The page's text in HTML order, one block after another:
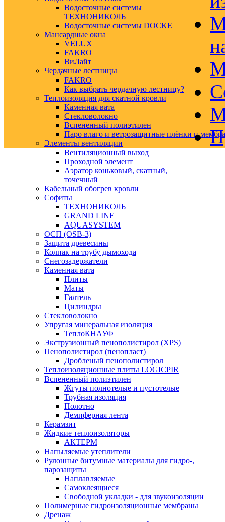
Водосточные системы
ТЕХНОНИКОЛЬ
Водосточные системы DOCKE
Мансардные окна
VELUX
FAKRO
ВиЛайт
Чердачные лестницы
FAKRO
Как выбрать чердачную лестницу?
Теплоизоляция для скатной кровли
Каменная вата
Стекловолокно
Вспененный полиэтилен
Паро влаго и ветрозащитные плёнки и
Элементы вентиляции
Вентиляционный выход
Проходной элемент
Аэратор коньковый, скатный,
точечный
Кабельный обогрев кровли
Софиты
ТЕХНОНИКОЛЬ
GRAND LINE
AQUASYSTEM
ОСП (OSB-3)
Защита древесины
Колпак на трубу дымохода
Снегозадержатели
Каменная вата
Плиты
Маты
Галтель
Цилиндры
Стекловолокно
Упругая минеральная изоляция
ТеплоКНАУФ
Экструзионный пенополистирол (XPS)
Пенополистирол (пенопласт)
Дробленый пенополистирол
Теплоизоляционные плиты LOGICPIR
Вспененный полиэтилен
Жгуты полнотелые и пустотелые
Трубная изоляция
Полотно
Демпферная лента
Керамзит
Жидкие теплоизоляторы
АКТЕРМ
Напыляемые утеплители
Рулонные битумные материалы для гидро-,
парозащиты
Наплавляемые
Самоклеящиеся
Свободной укладки - для звукоизоляции
Полимерные гидроизоляционные мембраны
Дренаж